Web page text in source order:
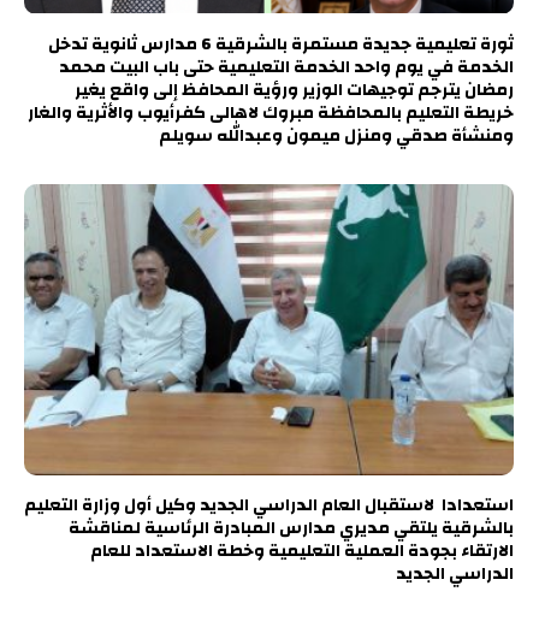
ثورة تعليمية جديدة مستمرة بالشرقية 6 مدارس ثانوية تدخل
الخدمة في يوم واحد الخدمة التعليمية حتى باب البيت محمد
رمضان يترجم توجيهات الوزير ورؤية المحافظ إلى واقع يغير
خريطة التعليم بالمحافظة مبروك لاهالى كفرأيوب والأثرية والغار
ومنشأة صدقي ومنزل ميمون وعبدالله سويلم
استعدادا لاستقبال العام الدراسي الجديد وكيل أول وزارة التعليم
بالشرقية يلتقي مديري مدارس المبادرة الرئاسية لمناقشة
الارتقاء بجودة العملية التعليمية وخطة الاستعداد للعام
الدراسي الجديد